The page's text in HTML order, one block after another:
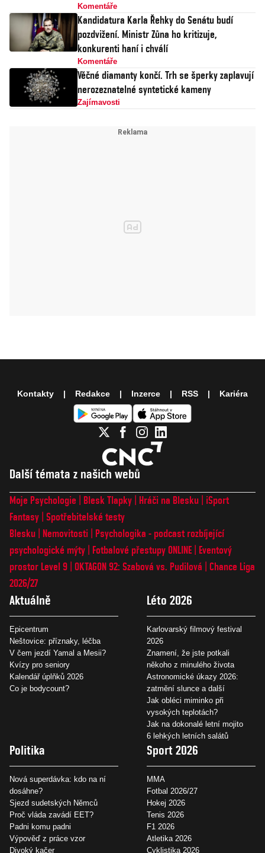
Komentáře
Kandidatura Karla Řehky do Senátu budí
pozdvižení. Ministr Zůna ho kritizuje,
konkurenti haní i chválí
Komentáře
Věčné diamanty končí. Trh se šperky zaplavují
nerozeznatelné syntetické kameny
Zajímavosti
Další témata z našich webů
Moje Psychologie Blesk Tlapky Hráči na Blesku
iSport
Fantasy Spotřebitelské testy
Blesku
Nemovitosti
Psychologika - podcast rozbíjející
psychologické mýty
Fotbalové přestupy ONLINE
Eventový
prostor Level 9 OKTAGON 92: Szabová vs. Pudilová
Chance Liga
2026/27
Aktuálně
Epicentrum
Neštovice: příznaky, léčba
V čem jezdí Yamal a Mesii?
Kvízy pro seniory
Kalendář úplňků 2026
Co je bodycount?
Léto 2026
Karlovarský filmový festival
2026
Znamení, že jste potkali
někoho z minulého života
Astronomické úkazy 2026:
zatmění slunce a další
Jak obléci miminko při
vysokých teplotách?
Jak na dokonalé letní mojito
6 lehkých letních salátů
Politika
Nová superdávka: kdo na ní
dosáhne?
Sjezd sudetských Němců
Proč vláda zavádí EET?
Padni komu padni
Výpověď z práce vzor
Divoký kačer
Sport 2026
MMA
Fotbal 2026/27
Hokej 2026
Tenis 2026
F1 2026
Atletika 2026
Cyklistika 2026
Kontakty Redakce Inzerce RSS Kariéra